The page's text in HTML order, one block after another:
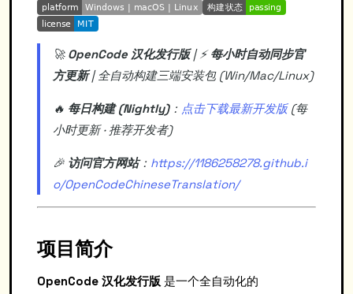
🚀 OpenCode 汉化发行版| ⚡️每小时自动同步官
方更新| 全自动构建三端安装包 (Win/Mac/Linux)
🔥 每日构建 (Nightly)： 点击下载最新开发版(每
小时更新 · 推荐开发者)
🎉 访问官方网站： https://1186258278.github.i
o/OpenCodeChineseTranslation/
项目简介
OpenCode 汉化发行版 是一个全自动化的